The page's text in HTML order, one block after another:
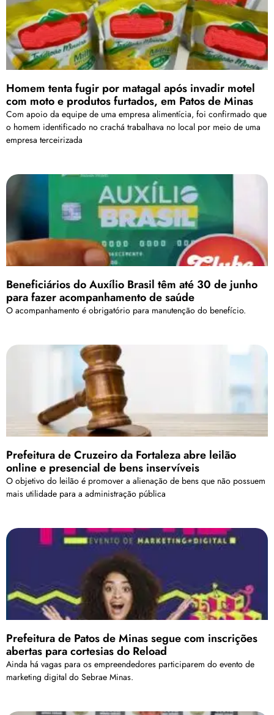
Homem tenta fugir por matagal após invadir motel
com moto e produtos furtados, em Patos de Minas
Com apoio da equipe de uma empresa alimentícia, foi confirmado que
o homem identificado no crachá trabalhava no local por meio de uma
empresa terceirizada
Beneficiários do Auxílio Brasil têm até 30 de junho
para fazer acompanhamento de saúde
O acompanhamento é obrigatório para manutenção do benefício.
Prefeitura de Cruzeiro da Fortaleza abre leilão
online e presencial de bens inservíveis
O objetivo do leilão é promover a alienação de bens que não possuem
mais utilidade para a administração pública
Prefeitura de Patos de Minas segue com inscrições
abertas para cortesias do Reload
Ainda há vagas para os empreendedores participarem do evento de
marketing digital do Sebrae Minas.